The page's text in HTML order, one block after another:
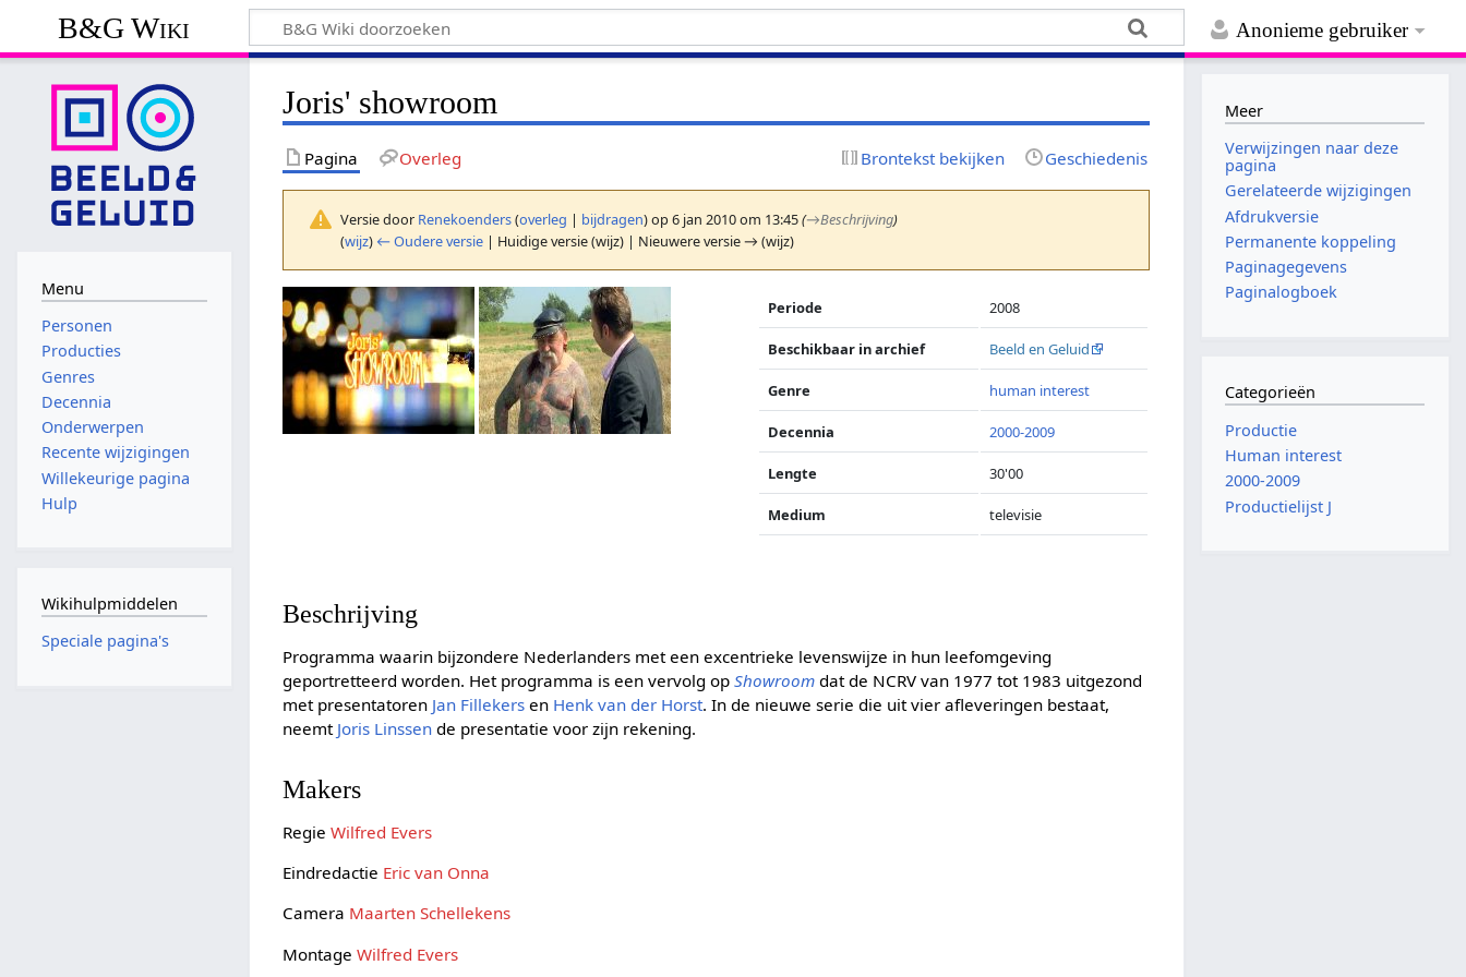
Anonieme gebruiker
B&G Wiki
Joris' showroom
Pagina Overleg Brontekst bekijken Geschiedenis
Versie door Renekoenders(overleg | bijdragen)op 6 jan 2010 om 13:45(→Beschrijving)
(wijz) ← Oudere versie | Huidige versie (wijz) | Nieuwere versie → (wijz)
Periode 2008
Beschikbaar in archief Beeld en Geluid
Genre human interest
Decennia 2000-2009
Lengte 30'00
Medium televisie
Beschrijving
Programma waarin bijzondere Nederlanders met een excentrieke levenswijze in hun leefomgeving
geportretteerd worden. Het programma is een vervolg opShowroom dat de NCRV van 1977 tot 1983 uitgezond
met presentatoren Jan Fillekers en Henk van der Horst. In de nieuwe serie die uit vier afleveringen bestaat,
neemt Joris Linssen de presentatie voor zijn rekening.
Makers
RegieWilfred Evers
Eindredactie Eric van Onna
Camera Maarten Schellekens
MontageWilfred Evers
Menu
Personen
Producties
Genres
Decennia
Onderwerpen
Recente wijzigingen
Willekeurige pagina
Hulp
Wikihulpmiddelen
Speciale pagina's
Meer
Verwijzingen naar deze
pagina
Gerelateerde wijzigingen
Afdrukversie
Permanente koppeling
Paginagegevens
Paginalogboek
Categorieën
Productie
Human interest
2000-2009
Productielijst J